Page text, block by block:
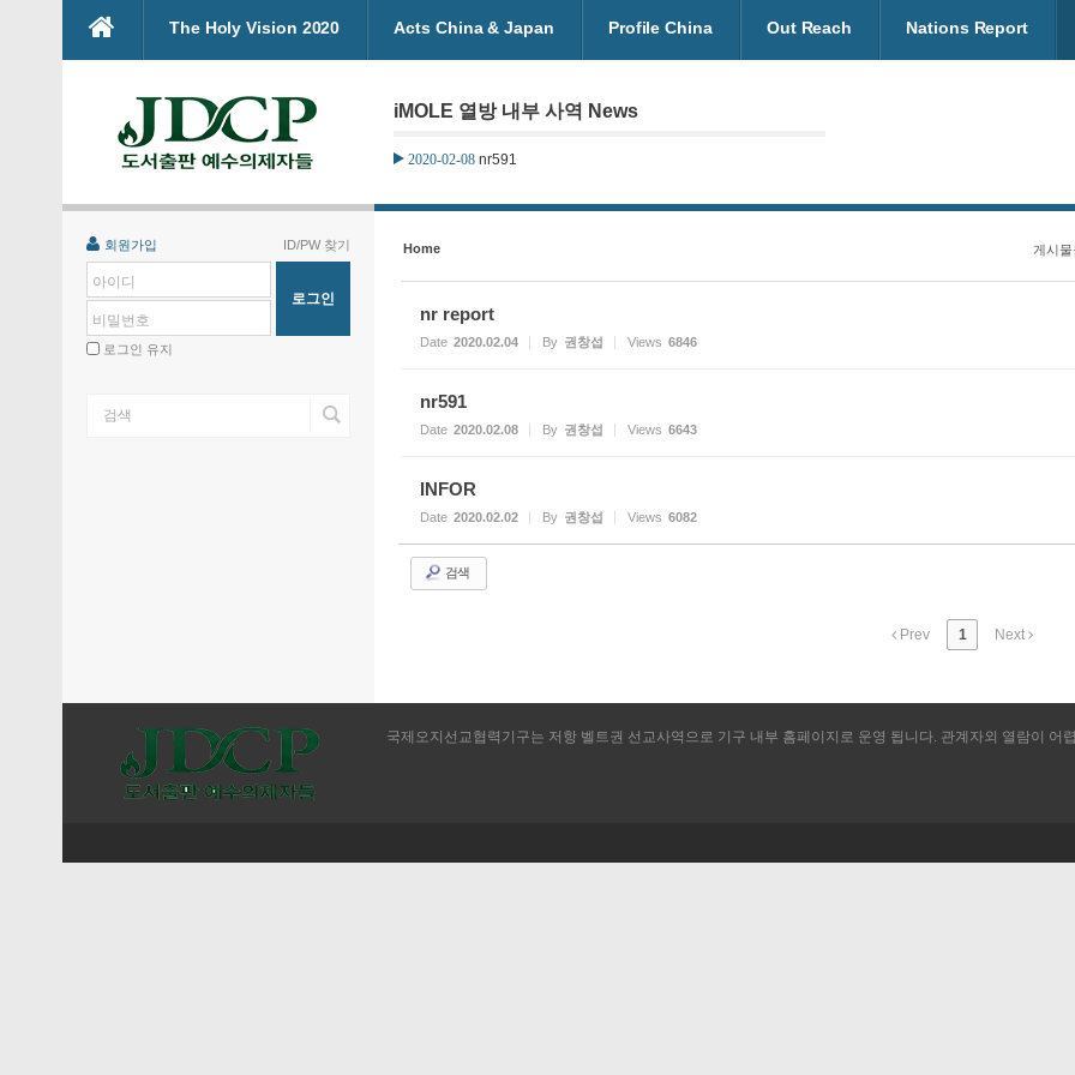
본문으로 바로가기
The Holy Vision 2020 Acts China & Japan Profile China Out Reach Nations Report
iMOLE 열방 내부 사역 News
2020-02-08 nr591
회원가입 ID/PW 찾기
아이디
비밀번호
로그인 유지
Home 게시
nr report
Date 2020.02.04 By 권창섭 Views 6846
nr591
Date 2020.02.08 By 권창섭 Views 6643
INFOR
Date 2020.02.02 By 권창섭 Views 6082
검색
Prev 1 Next
국제오지선교협력기구는 저항 벨트권 선교사역으로 기구 내부 홈페이지로 운영 됩니다. 관계자외 열람이 어
Sketchbook5, 스케치북5
Sketchbook5, 스케치북5
Sketchbook5, 스케치북5
Sketchbook5, 스케치북5